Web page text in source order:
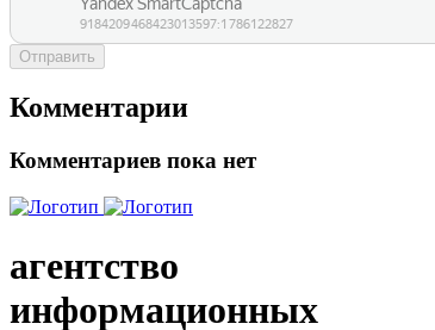
Отправить
Комментарии
Комментариев пока нет
агентство
информационных